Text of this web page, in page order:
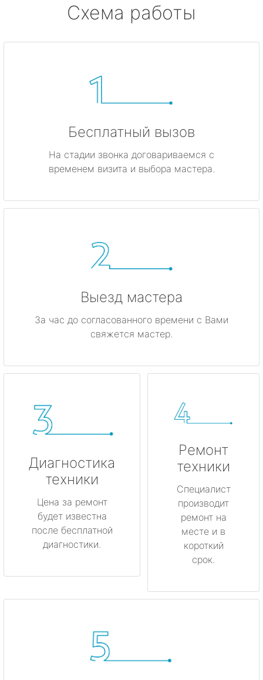
Схема работы
Бесплатный вызов
На стадии звонка договариваемся с
временем визита и выбора мастера.
Выезд мастера
За час до согласованного времени с Вами
свяжется мастер.
Диагностика
техники
Цена за ремонт
будет известна
после бесплатной
диагностики.
Ремонт
техники
Специалист
производит
ремонт на
месте и в
короткий
срок.